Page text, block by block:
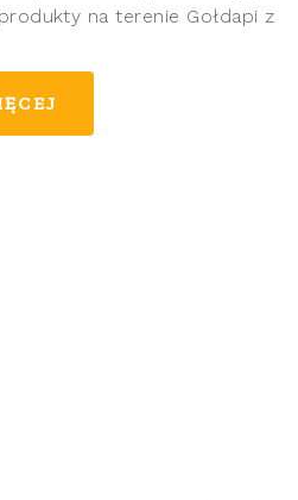
na terenie Gołdapi z